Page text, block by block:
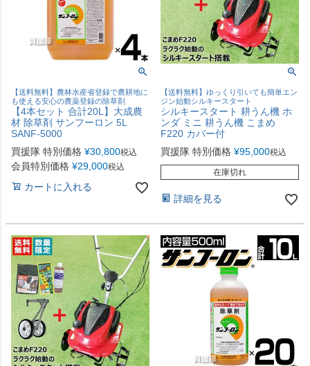
【送料無料】農林水産省登録で農耕地に
も使える安心の農薬登録の除草剤
【4本セット 合計20L】大成農
材 除草剤 サンフーロン 5L
SANF-5000
買援隊 特別価格 ¥30,800税込
会員特別価格 ¥29,000税込
カートに入れる
【送料無料】ゆっくり引いても簡単エン
ジン始動シルキースタート
シルキースタート 耕うん機 ホ
ンダ ミニ 耕うん機 こまめ
F220 カバー付
買援隊 特別価格 ¥95,000税込
在庫切れ
詳細を見る